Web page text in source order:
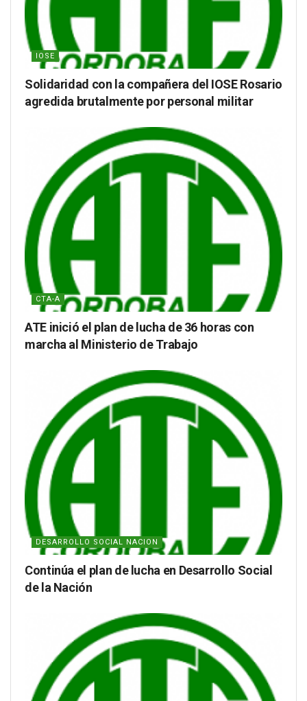
IOSE
Solidaridad con la compañera del IOSE Rosario
agredida brutalmente por personal militar
CTA-A
ATE inició el plan de lucha de 36 horas con
marcha al Ministerio de Trabajo
DESARROLLO SOCIAL NACION
Continúa el plan de lucha en Desarrollo Social
de la Nación